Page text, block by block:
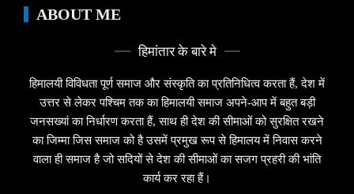
ABOUT ME
हिमांतार के बारे मे
हिमालयी विविधता पूर्ण समाज और संस्कृति का प्रतिनिधित्व करता हैं, देश में
उत्तर से लेकर पश्चिम तक का हिमालयी समाज अपने-आप में बहुत बड़ी
जनसख्यां का निर्धारण करता हैं, साथ ही देश की सीमाओं को सुरक्षित रखने
का जिम्मा जिस समाज को है उसमें प्रमुख रूप से हिमालय में निवास करने
वाला ही समाज है जो सदियों से देश की सीमाओं का सजग प्रहरी की भांति
कार्य कर रहा हैं।